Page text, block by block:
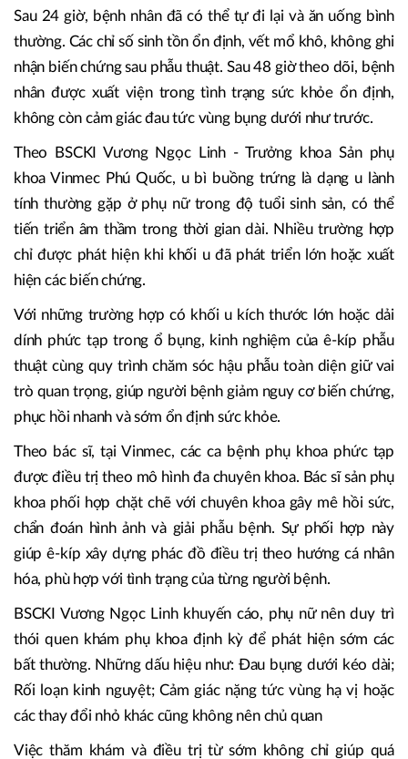
Sau 24 giờ, bệnh nhân đã có thể tự đi lại và ăn uống bình
thường. Các chỉ số sinh tồn ổn định, vết mổ khô, không ghi
nhận biến chứng sau phẫu thuật. Sau 48 giờ theo dõi, bệnh
nhân được xuất viện trong tình trạng sức khỏe ổn định,
không còn cảm giác đau tức vùng bụng dưới như trước.
Theo BSCKI Vương Ngọc Linh - Trưởng khoa Sản phụ
khoa Vinmec Phú Quốc, u bì buồng trứng là dạng u lành
tính thường gặp ở phụ nữ trong độ tuổi sinh sản, có thể
tiến triển âm thầm trong thời gian dài. Nhiều trường hợp
chỉ được phát hiện khi khối u đã phát triển lớn hoặc xuất
hiện các biến chứng.
Với những trường hợp có khối u kích thước lớn hoặc dải
dính phức tạp trong ổ bụng, kinh nghiệm của ê-kíp phẫu
thuật cùng quy trình chăm sóc hậu phẫu toàn diện giữ vai
trò quan trọng, giúp người bệnh giảm nguy cơ biến chứng,
phục hồi nhanh và sớm ổn định sức khỏe.
Theo bác sĩ, tại Vinmec, các ca bệnh phụ khoa phức tạp
được điều trị theo mô hình đa chuyên khoa. Bác sĩ sản phụ
khoa phối hợp chặt chẽ với chuyên khoa gây mê hồi sức,
chẩn đoán hình ảnh và giải phẫu bệnh. Sự phối hợp này
giúp ê-kíp xây dựng phác đồ điều trị theo hướng cá nhân
hóa, phù hợp với tình trạng của từng người bệnh.
BSCKI Vương Ngọc Linh khuyến cáo, phụ nữ nên duy trì
thói quen khám phụ khoa định kỳ để phát hiện sớm các
bất thường. Những dấu hiệu như: Đau bụng dưới kéo dài;
Rối loạn kinh nguyệt; Cảm giác nặng tức vùng hạ vị hoặc
các thay đổi nhỏ khác cũng không nên chủ quan
Việc thăm khám và điều trị từ sớm không chỉ giúp quá